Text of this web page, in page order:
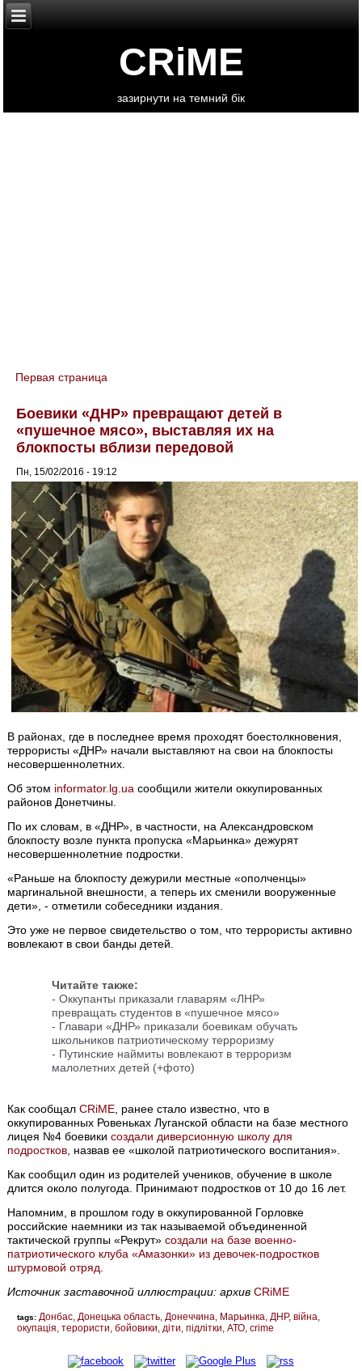
CRiME
зазирнути на темний бік
You are here
Первая страница
Боевики «ДНР» превращают детей в
«пушечное мясо», выставляя их на
блокпосты вблизи передовой
Пн, 15/02/2016 - 19:12
В районах, где в последнее время проходят боестолкновения,
террористы «ДНР» начали выставляют на свои на блокпосты
несовершеннолетних.
Об этом informator.lg.ua сообщили жители оккупированных
районов Донетчины.
По их словам, в «ДНР», в частности, на Александровском
блокпосту возле пункта пропуска «Марьинка» дежурят
несовершеннолетние подростки.
«Раньше на блокпосту дежурили местные «ополченцы»
маргинальной внешности, а теперь их сменили вооруженные
дети», - отметили собеседники издания.
Это уже не первое свидетельство о том, что террористы активно
вовлекают в свои банды детей.
Читайте также:
- Оккупанты приказали главарям «ЛНР»
превращать студентов в «пушечное мясо»
- Главари «ДНР» приказали боевикам обучать
школьников патриотическому терроризму
- Путинские наймиты вовлекают в терроризм
малолетних детей (+фото)
Как сообщалCRiME , ранее стало известно, что в
оккупированных Ровеньках Луганской области на базе местного
лицея №4 боевикисоздали диверсионную школу для
подростков , назвав ее «школой патриотического воспитания».
Как сообщил один из родителей учеников, обучение в школе
длится около полугода. Принимают подростков от 10 до 16 лет.
Напомним, в прошлом году в оккупированной Горловке
российские наемники из так называемой объединенной
тактической группы «Рекрут»создали на базе военно-
патриотического клуба «Амазонки» из девочек-подростков
штурмовой отряд
Источник заставочной иллюстрации: архив CRiME
tags: Донбас Донецька область Донеччина Марьинка ДНР війна
окупація терористи бойовики діти підлітки АТО crime